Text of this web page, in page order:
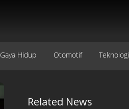
Gaya Hidup Otomotif Teknologi
Related News